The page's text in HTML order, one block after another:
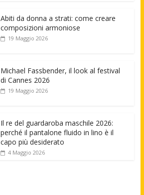
Abiti da donna a strati: come creare
composizioni armoniose
19 Maggio 2026
Michael Fassbender, il look al festival
di Cannes 2026
19 Maggio 2026
Il re del guardaroba maschile 2026:
perché il pantalone fluido in lino è il
capo più desiderato
4 Maggio 2026